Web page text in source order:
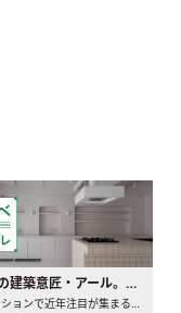
大注目の建築意匠・アール。人気の理由と空間に取り入れるポイント
リノベーションで近年注目が集まる建築意匠の一つであるアール..